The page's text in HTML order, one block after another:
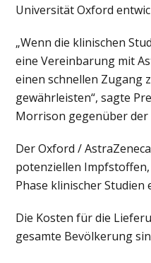
Universität Oxford
„Wenn die klinischen
eine Vereinbarung mit
einen schnellen Zugang
gewährleisten“, sagte
Morrison gegenüber der
Der Oxford /
potenziellen
Phase klinischer Studien
Die Kosten für die
gesamte Bevölkerung